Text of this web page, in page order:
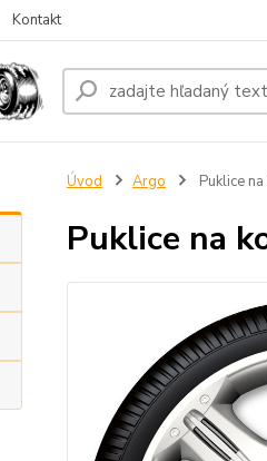
Kontakt
Úvod Argo Puklice
Puklice na